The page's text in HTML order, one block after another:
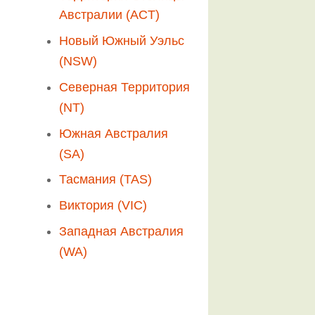
Австралии (ACT)
Новый Южный Уэльс
(NSW)
Северная Территория
(NT)
Южная Австралия
(SA)
Тасмания (TAS)
Виктория (VIC)
Западная Австралия
(WA)